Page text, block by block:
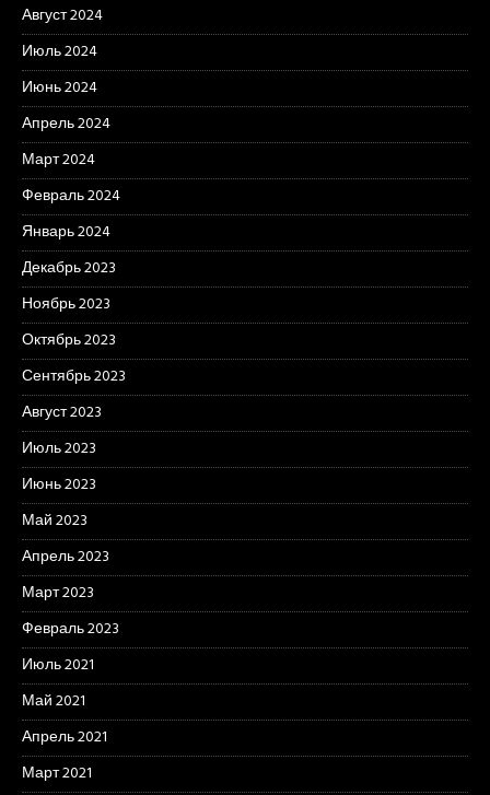
Август 2024
Июль 2024
Июнь 2024
Апрель 2024
Март 2024
Февраль 2024
Январь 2024
Декабрь 2023
Ноябрь 2023
Октябрь 2023
Сентябрь 2023
Август 2023
Июль 2023
Июнь 2023
Май 2023
Апрель 2023
Март 2023
Февраль 2023
Июль 2021
Май 2021
Апрель 2021
Март 2021